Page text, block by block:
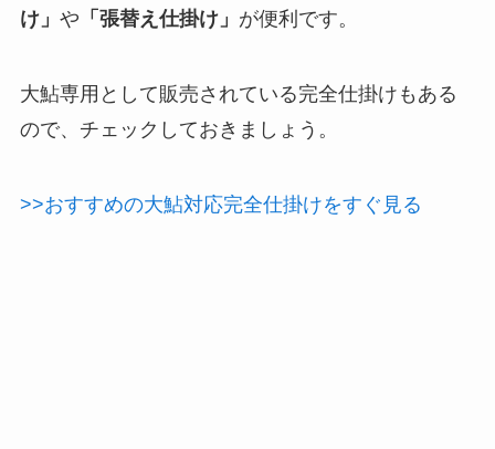
け」 や 「張替え仕掛け」 が便利です。
大鮎専用として販売されている完全仕掛けもある
ので、チェックしておきましょう。
>>おすすめの大鮎対応完全仕掛けをすぐ見る